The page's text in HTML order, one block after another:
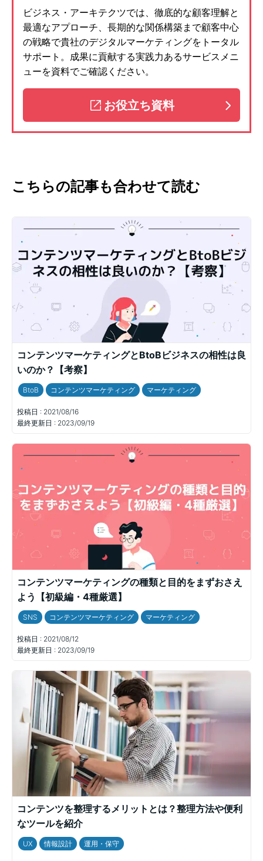
ビジネス・アーキテクツでは、徹底的な顧客理解と
最適なアプローチ、長期的な関係構築まで顧客中心
の戦略で貴社のデジタルマーケティングをトータル
サポート。成果に貢献する実践力あるサービスメニ
ューを資料でご確認ください。
お役立ち資料
こちらの記事も合わせて読む
コンテンツマーケティングとBtoBビジネスの相性は良
いのか？【考察】
BtoB コンテンツマーケティング マーケティング
投稿日 : 2021/08/16
最終更新日 : 2023/09/19
コンテンツマーケティングの種類と目的をまずおさえ
よう【初級編・4種厳選】
SNS コンテンツマーケティング マーケティング
投稿日 : 2021/08/12
最終更新日 : 2023/09/19
コンテンツを整理するメリットとは？整理方法や便利
なツールを紹介
UX 情報設計 運用・保守